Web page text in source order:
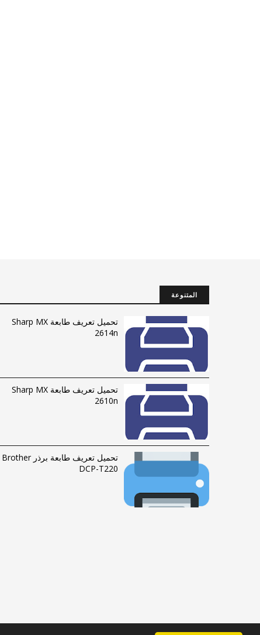
المتنوعة
تحميل تعريف طابعة Sharp MX
2614n
تحميل تعريف طابعة Sharp MX
2610n
تحميل تعريف طابعة برذر Brother
DCP-T220